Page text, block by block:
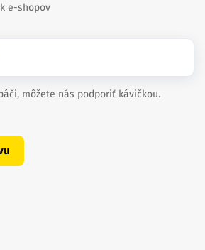
e-shopov
môžete nás podporiť kávičkou.